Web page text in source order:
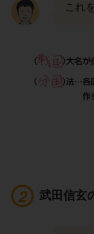
これを
武田信玄